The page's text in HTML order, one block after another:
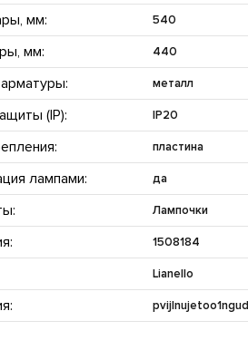
мм: 540
мм: 440
металл
(IP): IP20
пластина
лампами: да
Лампочки
1508184
Lianello